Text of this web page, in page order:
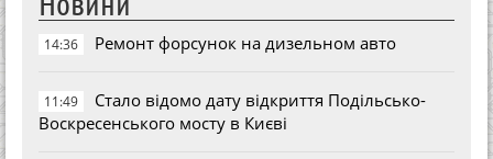
14:36 Ремонт форсунок на дизельном авто
11:49
Стало відомо дату відкриття Подільсько-
Воскресенського мосту в Києві